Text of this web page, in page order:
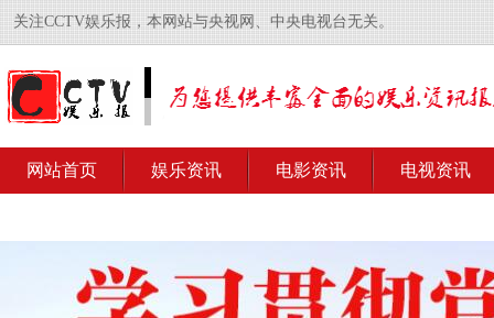
关注CCTV娱乐报，本网站与央视网、中央电视台无关。
网站首页 娱乐资讯 电影资讯 电视资讯